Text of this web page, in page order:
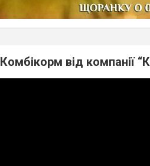
Комбікорм від компанії